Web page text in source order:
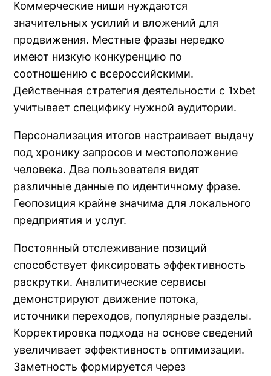
Коммерческие ниши нуждаются
значительных усилий и вложений для
продвижения. Местные фразы нередко
имеют низкую конкуренцию по
соотношению с всероссийскими.
Действенная стратегия деятельности с 1xbet
учитывает специфику нужной аудитории.
Персонализация итогов настраивает выдачу
под хронику запросов и местоположение
человека. Два пользователя видят
различные данные по идентичному фразе.
Геопозиция крайне значима для локального
предприятия и услуг.
Постоянный отслеживание позиций
способствует фиксировать эффективность
раскрутки. Аналитические сервисы
демонстрируют движение потока,
источники переходов, популярные разделы.
Корректировка подхода на основе сведений
увеличивает эффективность оптимизации.
Заметность формируется через